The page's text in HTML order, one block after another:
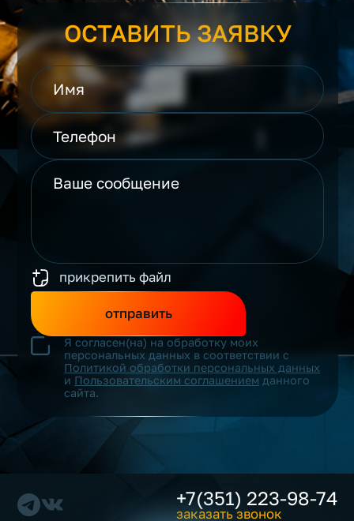
ОСТАВИТЬ ЗАЯВКУ
прикрепить файл
отправить
Я согласен(на) на обработку моих
персональных данных в соответствии с
Политикой обработки персональных данных
и Пользовательским соглашением данного
сайта.
+7(351) 223-98-74
заказать звонок